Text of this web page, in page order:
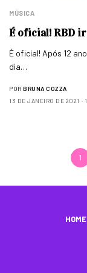
MÚSICA
É oficial! RBD
É oficial! Após 12
dia…
POR BRUNA COZZA
13 DE JANEIRO DE 2021
1
HOME